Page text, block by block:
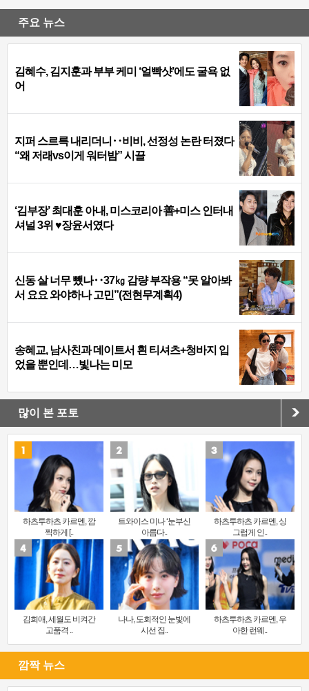
주요 뉴스
김혜수, 김지훈과 부부 케미 ‘얼빡샷’에도 굴욕 없
어
지퍼 스르륵 내리더니‥비비, 선정성 논란 터졌다
“왜 저래vs이게 워터밤” 시끌
‘김부장’ 최대훈 아내, 미스코리아 善+미스 인터내
셔널 3위 ♥장윤서였다
신동 살 너무 뺐나‥37㎏ 감량 부작용 “못 알아봐
서 요요 와야하나 고민”(전현무계획4)
송혜교, 남사친과 데이트서 흰 티셔츠+청바지 입
었을 뿐인데…빛나는 미모
많이 본 포토
하츠투하츠 카르멘, 깜
찍하게 [..
트와이스 미나 ‘눈부신
아름다..
하츠투하츠 카르멘, 싱
그럽게 인..
김희애, 세월도 비켜간
고품격 ..
나나, 도회적인 눈빛에
시선 집..
하츠투하츠 카르멘, 우
아한 런웨..
깜짝 뉴스